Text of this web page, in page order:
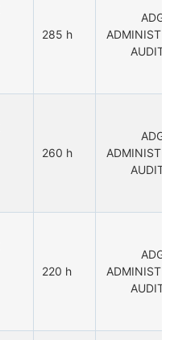
285 h
260 h
220 h